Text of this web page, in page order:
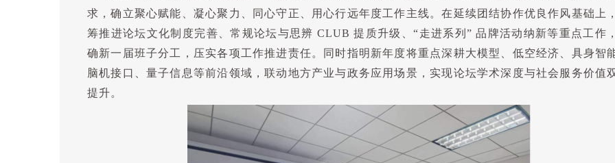
求，确立聚心赋能、凝心聚力、同心守正、用心行远年度工作主线。在延续团结协作优良作风基础上
筹推进论坛文化制度完善、常规论坛与思辨CLUB提质升级、“走进系列 ”品牌活动纳新等重点工作
确新一届班子分工，压实各项工作推进责任。同时指明新年度将重点深耕大模型、低空经济、具身智能
脑机接口、量子信息等前沿领域，联动地方产业与政务应用场景，实现论坛学术深度与社会服务价值
提升。